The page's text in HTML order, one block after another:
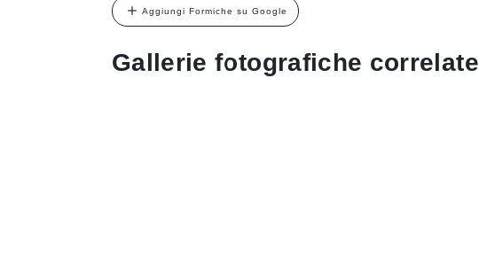
Aggiungi Formiche su Google
Gallerie fotografiche correlate